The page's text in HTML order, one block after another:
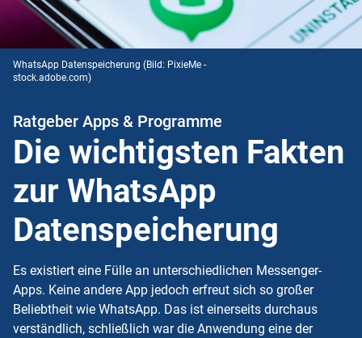
WhatsApp Datenspeicherung (Bild: PixieMe -
stock.adobe.com)
Ratgeber Apps & Programme
Die wichtigsten Fakten
zur WhatsApp
Datenspeicherung
Es existiert eine Fülle an unterschiedlichen Messenger-
Apps. Keine andere App jedoch erfreut sich so großer
Beliebtheit wie WhatsApp. Das ist einerseits durchaus
verständlich, schließlich war die Anwendung eine der